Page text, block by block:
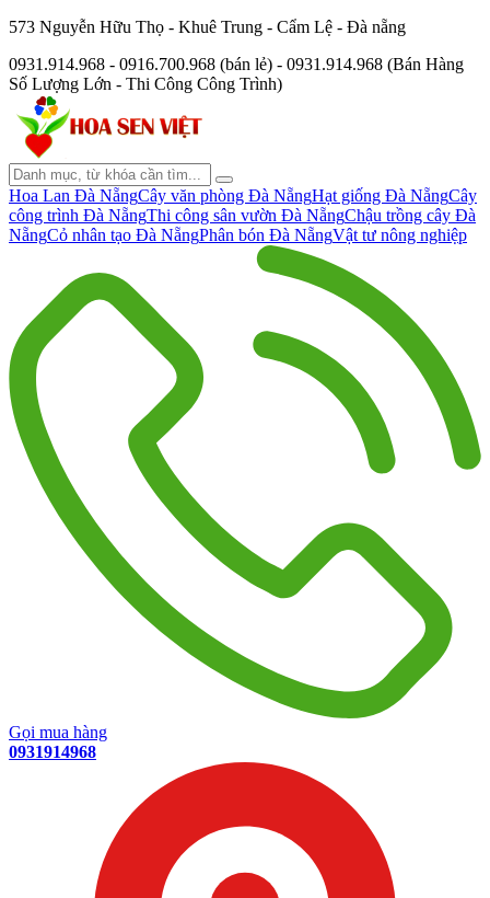
573 Nguyễn Hữu Thọ - Khuê Trung - Cẩm Lệ - Đà nẵng
0931.914.968 - 0916.700.968 (bán lẻ) - 0931.914.968 (Bán Hàng
Số Lượng Lớn - Thi Công Công Trình)
Hoa Lan Đà NẵngCây văn phòng Đà NẵngHạt giống Đà NẵngCây
công trình Đà NẵngThi công sân vườn Đà NẵngChậu trồng cây Đà
NẵngCỏ nhân tạo Đà NẵngPhân bón Đà NẵngVật tư nông nghiệp
Gọi mua hàng
0931914968